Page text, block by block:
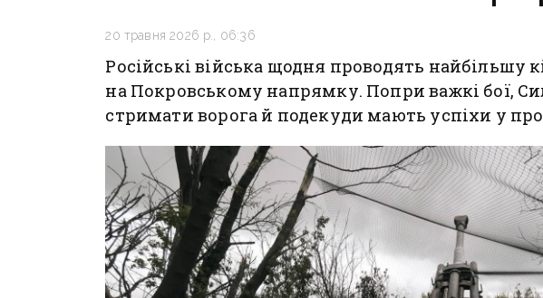
20 травня 2026 р., 06:36
Російські війська щодня проводять найбільшу
на Покровському напрямку. Попри важкі бої,
стримати ворога й подекуди мають успіхи у